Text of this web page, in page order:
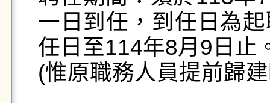
一日到任，到任日為
任日至114年8月9日止
(惟原職務人員提前歸